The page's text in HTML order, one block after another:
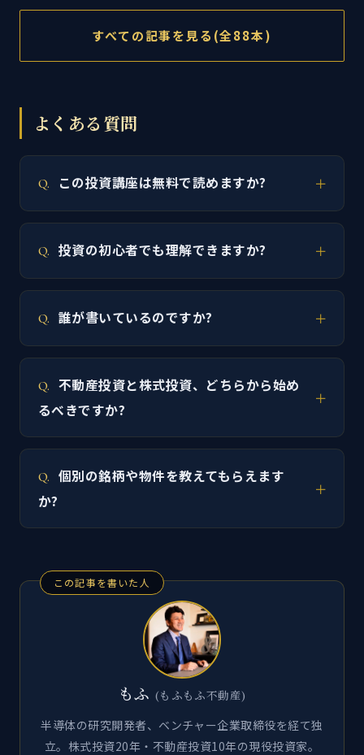
すべての記事を見る(全88本)
よくある質問
この投資講座は無料で読めますか?
投資の初心者でも理解できますか?
誰が書いているのですか?
不動産投資と株式投資、どちらから始め
るべきですか?
個別の銘柄や物件を教えてもらえます
か?
この記事を書いた人
もふ (もふもふ不動産)
半導体の研究開発者、ベンチャー企業取締役を経て独
立。株式投資20年・不動産投資10年の現役投資家。